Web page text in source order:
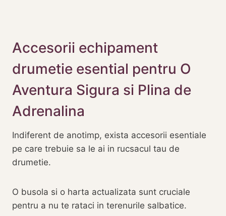
Accesorii echipament
drumetie esential pentru O
Aventura Sigura si Plina de
Adrenalina
Indiferent de anotimp, exista accesorii esentiale
pe care trebuie sa le ai in rucsacul tau de
drumetie.
O busola si o harta actualizata sunt cruciale
pentru a nu te rataci in terenurile salbatice.